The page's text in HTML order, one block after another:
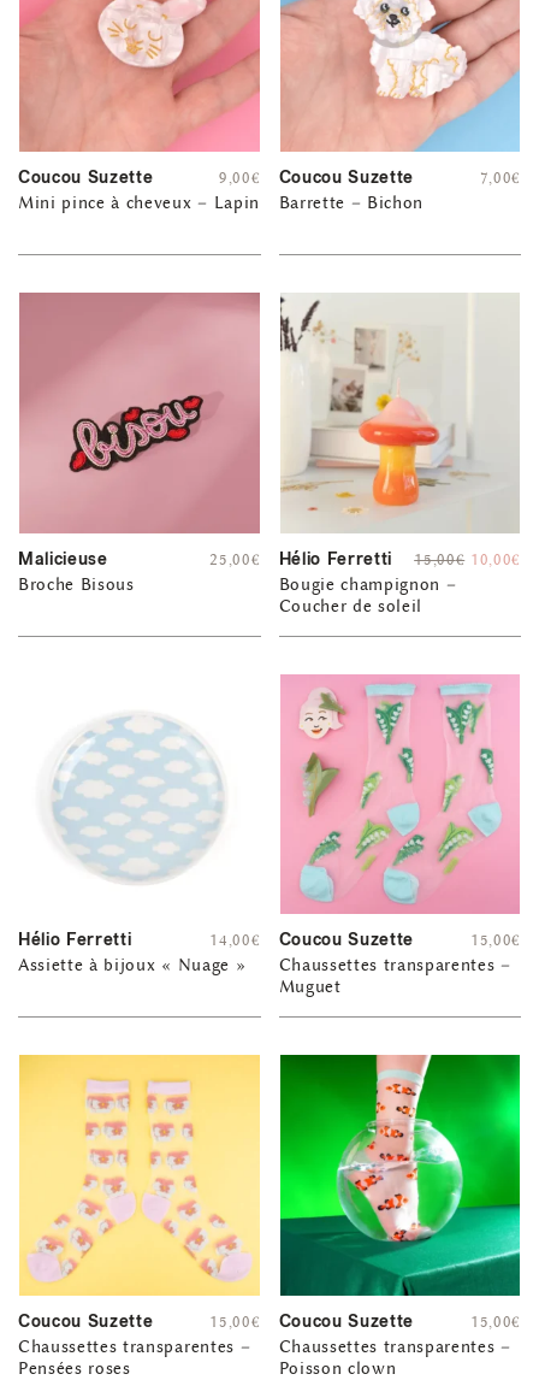
Coucou Suzette
Mini pince à cheveux – Lapin
9,00€ Coucou Suzette
Barrette – Bichon
7,00€
Malicieuse
Broche Bisous
25,00€ Hélio Ferretti
Bougie champignon –
Coucher de soleil
15,00€ 10,00€
Hélio Ferretti
Assiette à bijoux « Nuage »
14,00€ Coucou Suzette
Chaussettes transparentes –
Muguet
15,00€
Coucou Suzette
Chaussettes transparentes –
Pensées roses
15,00€ Coucou Suzette
Chaussettes transparentes –
Poisson clown
15,00€